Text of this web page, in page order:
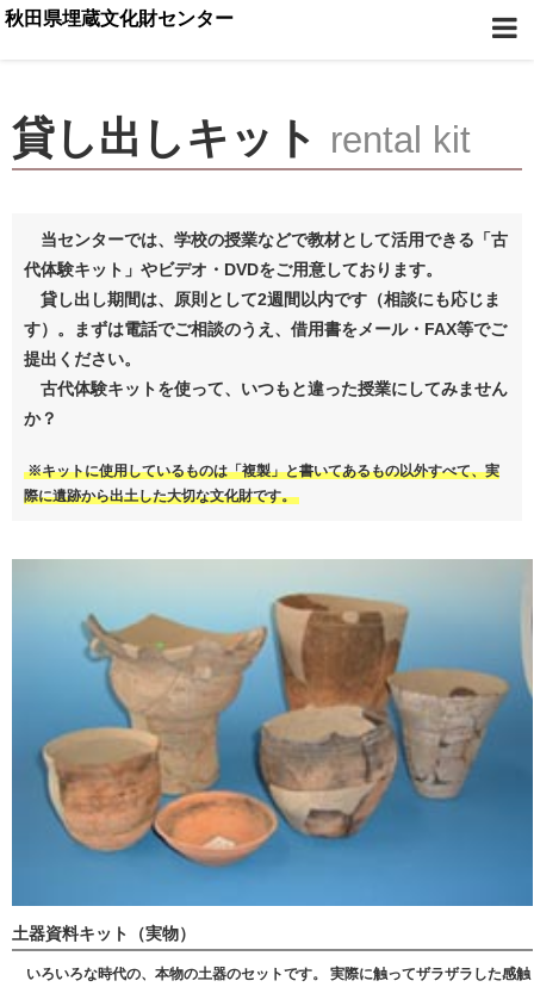
秋田県埋蔵文化財センター
貸し出しキット rental kit
当センターでは、学校の授業などで教材として活用できる「古
代体験キット」やビデオ・DVDをご用意しております。
貸し出し期間は、原則として2週間以内です（相談にも応じま
す）。まずは電話でご相談のうえ、借用書をメール・FAX等でご
提出ください。
古代体験キットを使って、いつもと違った授業にしてみません
か？
※キットに使用しているものは「複製」と書いてあるもの以外すべて、実
際に遺跡から出土した大切な文化財です。
土器資料キット（実物）
いろいろな時代の、本物の土器のセットです。 実際に触ってザラザラした感触